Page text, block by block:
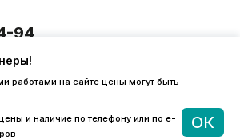
работами на сайте цены могут быть
и наличие по телефону или по e-
ОК
94
Контакты